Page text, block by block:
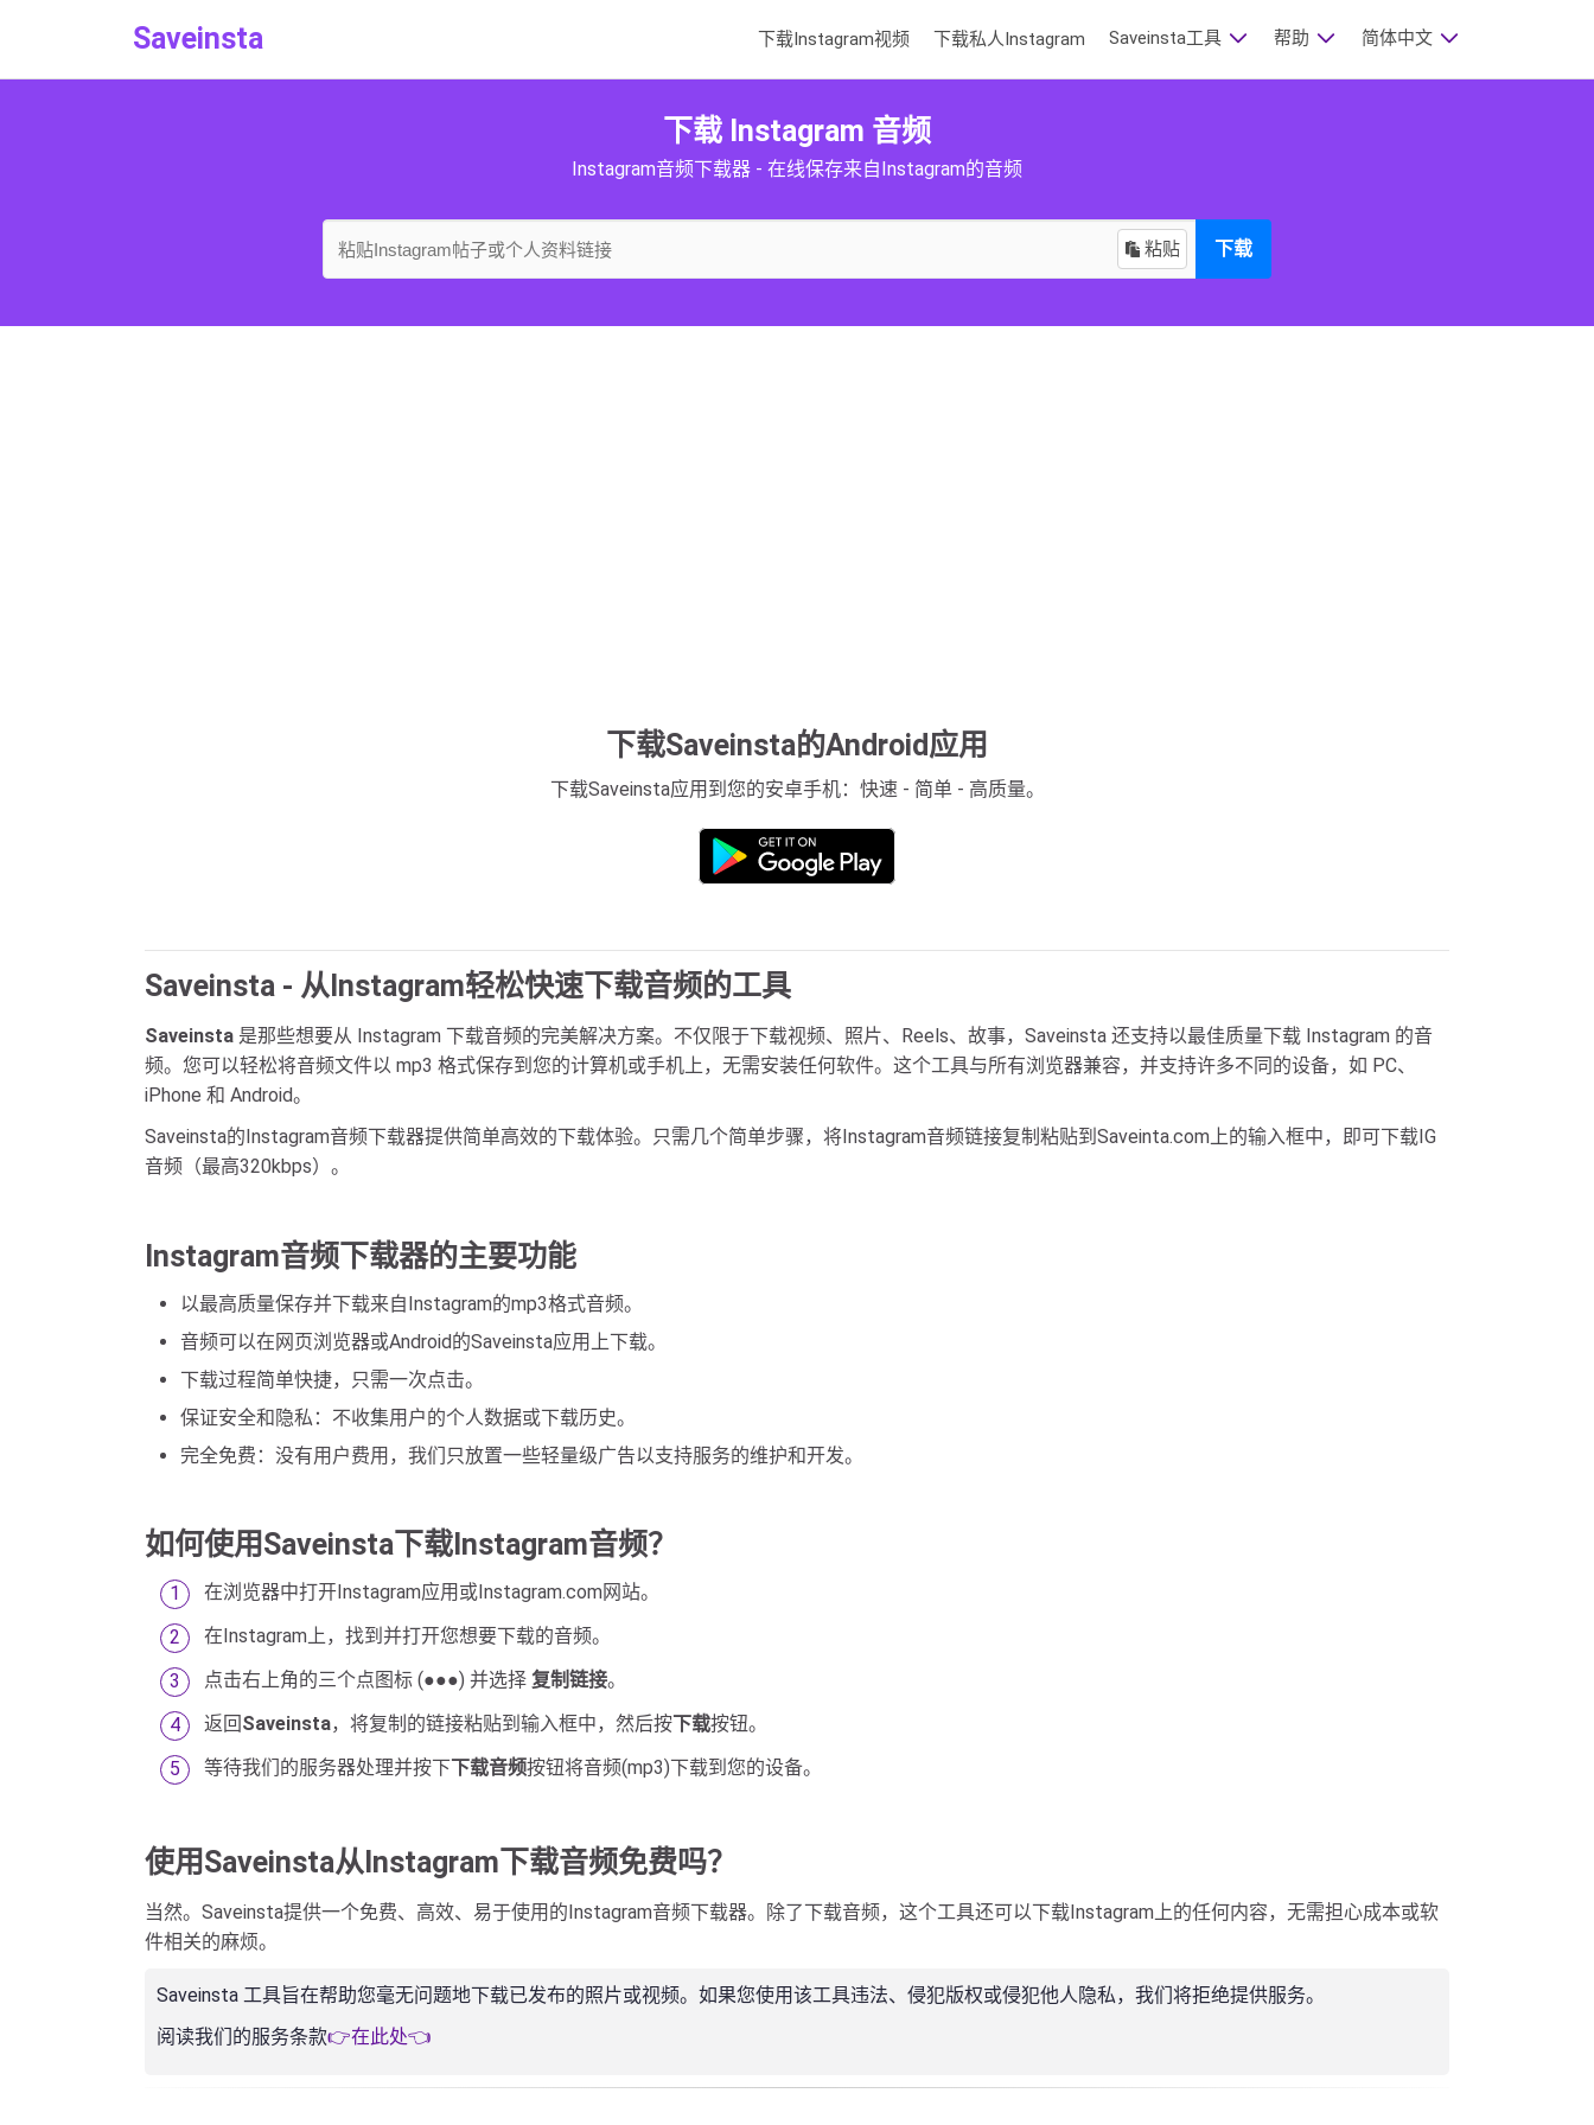
Saveinsta 下载Instagram视频 下载私人Instagram Saveinsta工具 帮助 简体中文
下载 Instagram 音频
Instagram音频下载器 - 在线保存来自Instagram的音频
粘贴 下载
下载Saveinsta的Android应用
下载Saveinsta应用到您的安卓手机：快速 - 简单 - 高质量。
Saveinsta - 从Instagram轻松快速下载音频的工具
Saveinsta 是那些想要从 Instagram 下载音频的完美解决方案。不仅限于下载视频、照片、Reels、故事，Saveinsta 还支持以最佳质量下载 Instagram 的音
频。您可以轻松将音频文件以 mp3 格式保存到您的计算机或手机上，无需安装任何软件。这个工具与所有浏览器兼容，并支持许多不同的设备，如 PC、
iPhone 和 Android。
Saveinsta的Instagram音频下载器提供简单高效的下载体验。只需几个简单步骤，将Instagram音频链接复制粘贴到Saveinta.com上的输入框中，即可下载IG
音频（最高320kbps）。
Instagram音频下载器的主要功能
以最高质量保存并下载来自Instagram的mp3格式音频。
音频可以在网页浏览器或Android的Saveinsta应用上下载。
下载过程简单快捷，只需一次点击。
保证安全和隐私：不收集用户的个人数据或下载历史。
完全免费：没有用户费用，我们只放置一些轻量级广告以支持服务的维护和开发。
如何使用Saveinsta下载Instagram音频？
在浏览器中打开Instagram应用或Instagram.com网站。
在Instagram上，找到并打开您想要下载的音频。
点击右上角的三个点图标 (●●●) 并选择 复制链接。
返回Saveinsta，将复制的链接粘贴到输入框中，然后按下载按钮。
等待我们的服务器处理并按下下载音频按钮将音频(mp3)下载到您的设备。
使用Saveinsta从Instagram下载音频免费吗？
当然。Saveinsta提供一个免费、高效、易于使用的Instagram音频下载器。除了下载音频，这个工具还可以下载Instagram上的任何内容，无需担心成本或软
件相关的麻烦。
Saveinsta 工具旨在帮助您毫无问题地下载已发布的照片​​或视频。如果您使用该工具违法、侵犯版权或侵犯他人隐私，我们将拒绝提供服务。
阅读我们的服务条款👉在此处👈